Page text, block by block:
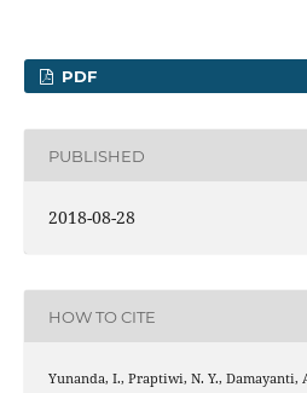
PDF
PUBLISHED
2018-08-28
HOW TO CITE
Yunanda, I., Praptiwi, N. Y., Damayanti,